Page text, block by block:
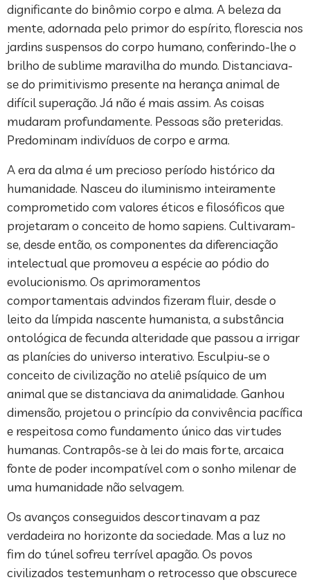
dignificante do binômio corpo e alma. A beleza da
mente, adornada pelo primor do espírito, florescia nos
jardins suspensos do corpo humano, conferindo-lhe o
brilho de sublime maravilha do mundo. Distanciava-
se do primitivismo presente na herança animal de
difícil superação. Já não é mais assim. As coisas
mudaram profundamente. Pessoas são preteridas.
Predominam indivíduos de corpo e arma.
A era da alma é um precioso período histórico da
humanidade. Nasceu do iluminismo inteiramente
comprometido com valores éticos e filosóficos que
projetaram o conceito de homo sapiens. Cultivaram-
se, desde então, os componentes da diferenciação
intelectual que promoveu a espécie ao pódio do
evolucionismo. Os aprimoramentos
comportamentais advindos fizeram fluir, desde o
leito da límpida nascente humanista, a substância
ontológica de fecunda alteridade que passou a irrigar
as planícies do universo interativo. Esculpiu-se o
conceito de civilização no ateliê psíquico de um
animal que se distanciava da animalidade. Ganhou
dimensão, projetou o princípio da convivência pacífica
e respeitosa como fundamento único das virtudes
humanas. Contrapôs-se à lei do mais forte, arcaica
fonte de poder incompatível com o sonho milenar de
uma humanidade não selvagem.
Os avanços conseguidos descortinavam a paz
verdadeira no horizonte da sociedade. Mas a luz no
fim do túnel sofreu terrível apagão. Os povos
civilizados testemunham o retrocesso que obscurece